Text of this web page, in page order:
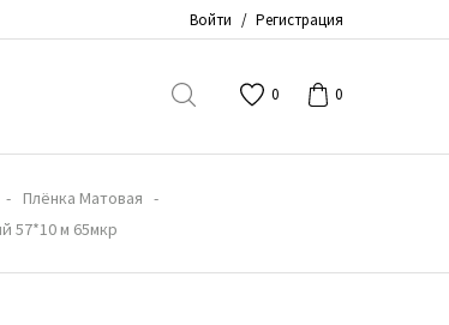
Войти / Регистрация
0 0
Плёнка Матовая
57*10 м 65мкр